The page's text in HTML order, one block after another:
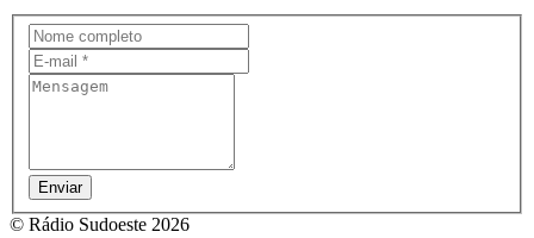
Enviar
© Rádio Sudoeste 2026